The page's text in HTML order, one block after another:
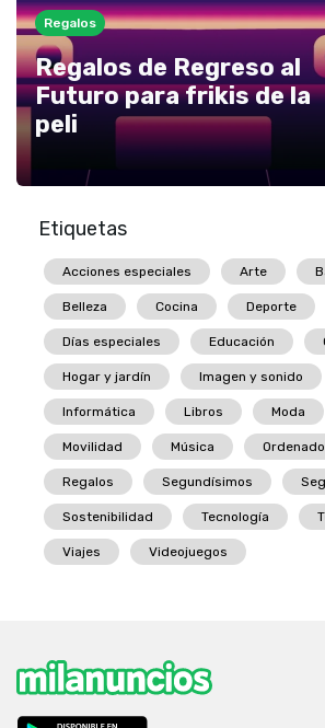
Regalos
Regalos de Regreso al
Futuro para frikis de la
peli
Etiquetas
Acciones especiales Arte
Belleza Cocina Deporte
Días especiales Educación
Hogar y jardín Imagen y sonido
Informática Libros Moda
Movilidad Música
Regalos Segundísimos
Sostenibilidad Tecnología
Viajes Videojuegos